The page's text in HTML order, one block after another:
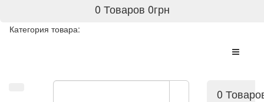
0 Товаров 0грн
Категория товара:
0